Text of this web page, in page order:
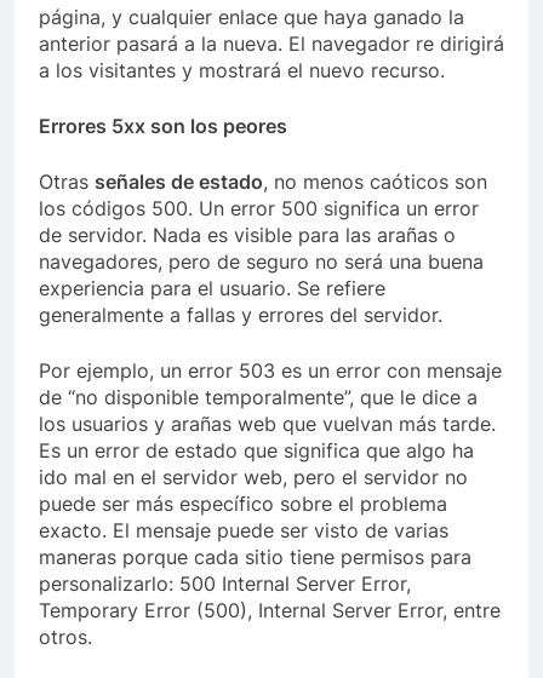
página, y cualquier enlace que haya ganado la
anterior pasará a la nueva. El navegador re dirigirá
a los visitantes y mostrará el nuevo recurso.
Errores 5xx son los peores
Otras señales de estado, no menos caóticos son
los códigos 500. Un error 500 significa un error
de servidor. Nada es visible para las arañas o
navegadores, pero de seguro no será una buena
experiencia para el usuario. Se refiere
generalmente a fallas y errores del servidor.
Por ejemplo, un error 503 es un error con mensaje
de “no disponible temporalmente”, que le dice a
los usuarios y arañas web que vuelvan más tarde.
Es un error de estado que significa que algo ha
ido mal en el servidor web, pero el servidor no
puede ser más específico sobre el problema
exacto. El mensaje puede ser visto de varias
maneras porque cada sitio tiene permisos para
personalizarlo: 500 Internal Server Error,
Temporary Error (500), Internal Server Error, entre
otros.